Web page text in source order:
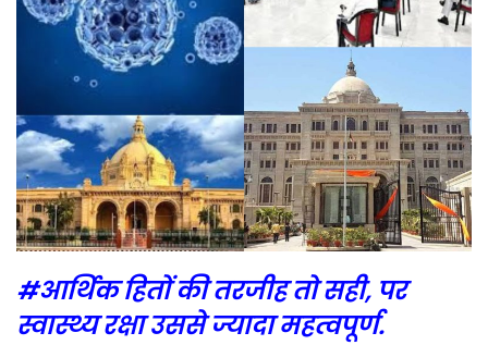
#आर्थिक हितों की तरजीह तो सही, पर
स्वास्थ्य रक्षा उससे ज्यादा महत्वपूर्ण.